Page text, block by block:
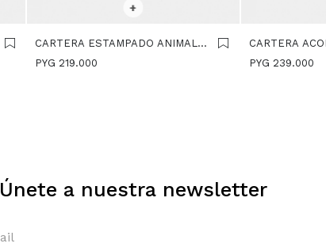
+
CARTERA ESTAMPADO ANIMAL L
- MULTICOLOR
PYG 219.000
CARTERA
TEXTURA
PYG 239.000
Únete a nuestra newsletter